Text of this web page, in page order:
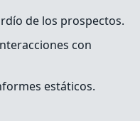
de los prospectos.
con
estáticos.